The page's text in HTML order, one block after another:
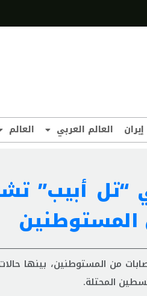
إيران العالم العربي العالم
“تل أبيب”
المستوطنين
من المستوطنين، بينها
المحتلة.